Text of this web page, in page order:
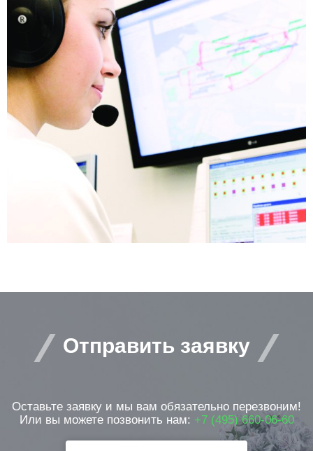
Отправить заявку
Оставьте заявку и мы вам обязательно перезвоним!
Или вы можете позвонить нам: +7 (495) 660-06-60